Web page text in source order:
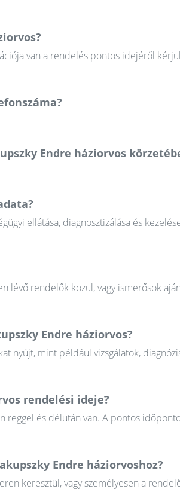
van a rendelés pontos idejéről
Endre háziorvos
ellátása, diagnosztizálása és
lévő rendelők közül, vagy ismerősök
Endre háziorvos?
nyújt, mint például vizsgálatok,
rendelési ideje?
reggel és délután van. A pontos
Endre háziorvoshoz?
keresztül, vagy személyesen a